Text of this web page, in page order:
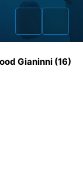
Gianinni (16)